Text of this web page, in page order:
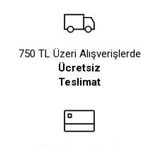
750 TL Üzeri Alışverişlerde
Ücretsiz
Teslimat